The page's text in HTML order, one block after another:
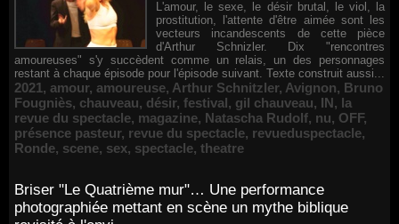
L'amour, le sexe, le désir brutal, le viol, la
prostitution, l'attente d'être aimée sont les
vecteurs incandescents de cette pièce
d'Arthur Schnizler. Dix "rencontres
amoureuses" s'y succèdent comme un relais, un des personnages
restant à chaque épisode pour l'épisode suivant. Texte construit aussi...
2021, amour, amoureuse, Arthur Schnitzler, Avignon, Bruno
Fougniès, chauveau, désir, festival, gil chauveau, IN, la
revue du spectacle, magazine, Natascha Rudolf, nu, OFF,
présence pasteur, revue du spectacle, revueduspectacle,
Ronde, scene, sex, spectacle, theatre
Briser "Le Quatrième mur"… Une performance
photographiée mettant en scène un mythe biblique